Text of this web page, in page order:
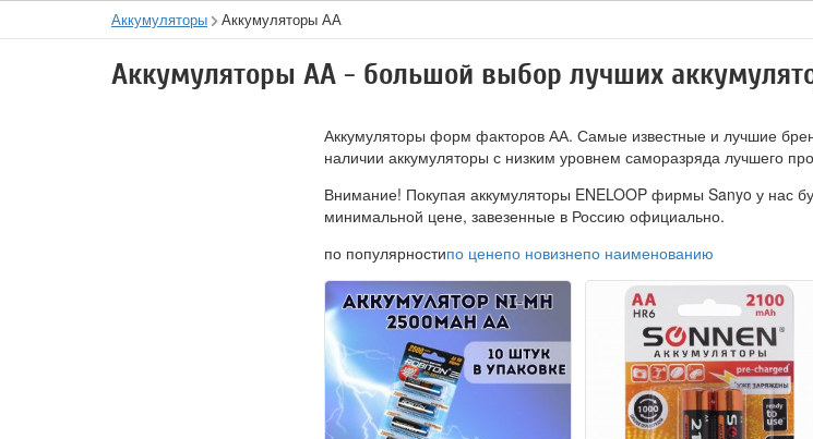
Аккумуляторы Аккумуляторы АА
Аккумуляторы АА - большой выбор лучших
Аккумуляторы форм факторов АА. Самые известные и лучшие
наличии аккумуляторы с низким уровнем саморазряда лучшего
Внимание! Покупая аккумуляторы ENELOOP фирмы Sanyo у нас
минимальной цене, завезенные в Россию официально.
по популярностипо ценепо новизнепо наименованию